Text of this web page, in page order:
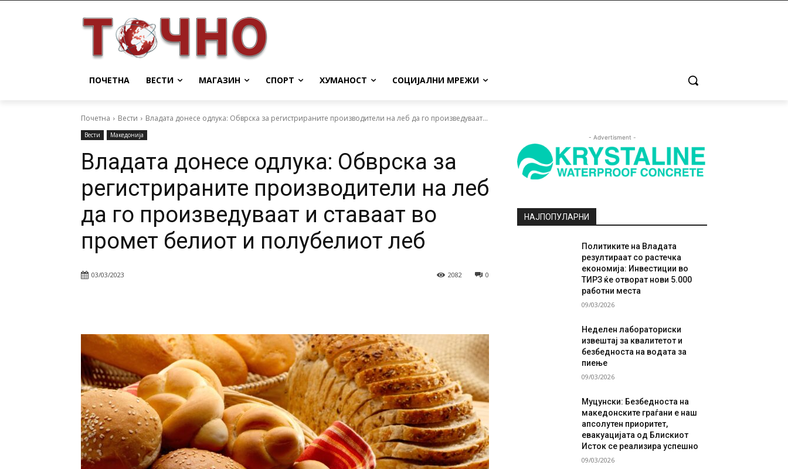
ПОЧЕТНА ВЕСТИ МАГАЗИН СПОРТ ХУМАНОСТ СОЦИЈАЛНИ МРЕЖИ
Почетна Вести Владата донесе одлука: Обврска за регистрираните производители на леб да го произведуваат...
Вести Македонија
Владата донесе одлука: Обврска за
регистрираните производители на леб
да го произведуваат и ставаат во
промет белиот и полубелиот леб
03/03/2023 0
2082
- Advertisment -
НАЈПОПУЛАРНИ
Политиките на Владата
резултираат со растечка
економија: Инвестиции во
ТИРЗ ќе отворат нови 5.000
работни места
09/03/2026
Неделен лабораториски
извештај за квалитетот и
безбедноста на водата за
пиење
09/03/2026
Муцунски: Безбедноста на
македонските граѓани е наш
апсолутен приоритет,
евакуацијата од Блискиот
Исток се реализира успешно
09/03/2026